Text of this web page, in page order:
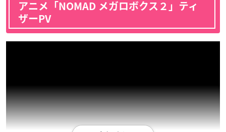
アニメ「NOMAD メガロボクス２」ティ
ザーPV